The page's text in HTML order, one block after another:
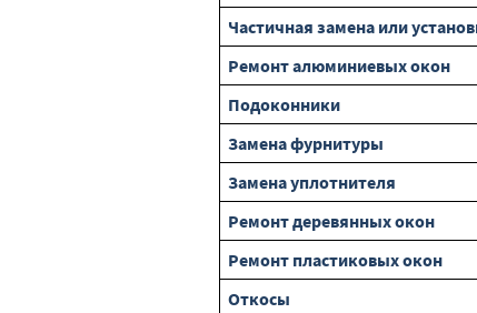
Частичная замена или
Ремонт алюминиевых окон
Подоконники
Замена фурнитуры
Замена уплотнителя
Ремонт деревянных окон
Ремонт пластиковых окон
Откосы